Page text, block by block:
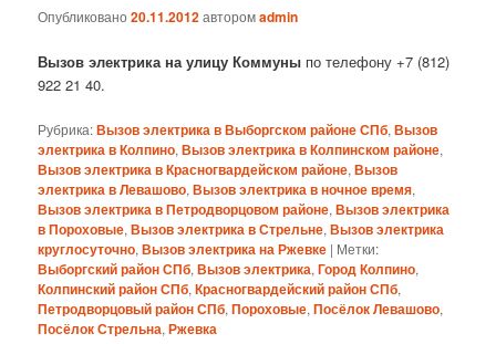
Опубликовано20.11.2012авторомadmin
Вызов электрика на улицу Коммуны по телефону +7 (812)
922 21 40.
Рубрика:Вызов электрика в Выборгском районе СПб,Вызов
электрика в Колпино,Вызов электрика в Колпинском районе,
Вызов электрика в Красногвардейском районе,Вызов
электрика в Левашово,Вызов электрика в ночное время,
Вызов электрика в Петродворцовом районе,Вызов электрика
в Пороховые,Вызов электрика в Стрельне,Вызов электрика
круглосуточно,Вызов электрика на Ржевке | Метки:
Выборгский район СПб,Вызов электрика,Город Колпино,
Колпинский район СПб,Красногвардейский район СПб,
Петродворцовый район СПб,Пороховые,Посёлок Левашово,
Посёлок Стрельна,Ржевка